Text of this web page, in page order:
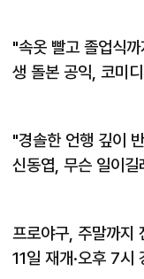
"속옷 빨고 졸업식
생 돌본 공익, 코미
"경솔한 언행 깊이
신동엽, 무슨 일이길
프로야구, 주말까지
11일 재개·오후 7시